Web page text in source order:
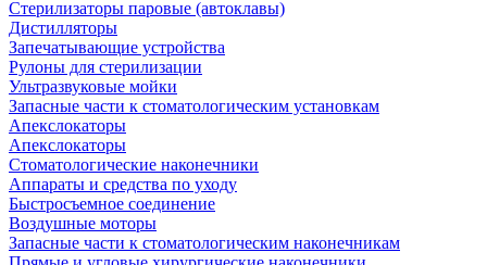
Стерилизаторы паровые (автоклавы)
Дистилляторы
Запечатывающие устройства
Рулоны для стерилизации
Ультразвуковые мойки
Запасные части к стоматологическим установкам
Апекслокаторы
Апекслокаторы
Стоматологические наконечники
Аппараты и средства по уходу
Быстросъемное соединение
Воздушные моторы
Запасные части к стоматологическим наконечникам